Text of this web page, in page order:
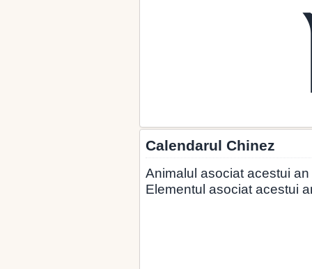
Calendarul Chinez
Animalul asociat acestui
Elementul asociat acestui